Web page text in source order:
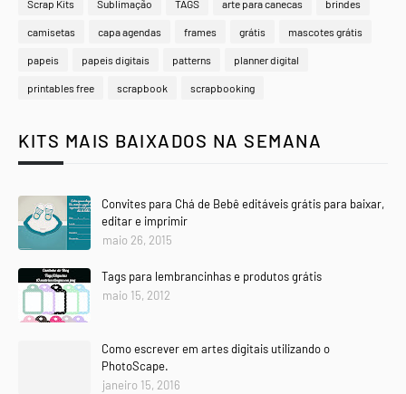
Scrap Kits Sublimação TAGS arte para canecas brindes
camisetas capa agendas frames grátis mascotes grátis
papeis papeis digitais patterns planner digital
printables free scrapbook scrapbooking
KITS MAIS BAIXADOS NA SEMANA
Convites para Chá de Bebê editáveis grátis para baixar,
editar e imprimir
maio 26, 2015
Tags para lembrancinhas e produtos grátis
maio 15, 2012
Como escrever em artes digitais utilizando o
PhotoScape.
janeiro 15, 2016